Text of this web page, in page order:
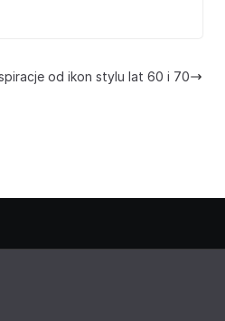
od ikon stylu lat 60 i 70